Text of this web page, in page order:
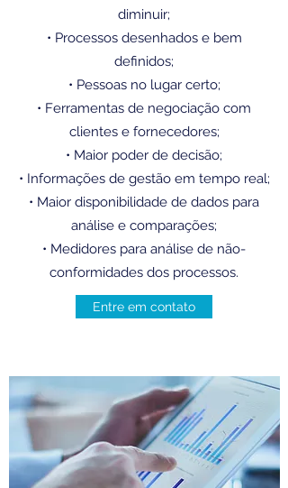
diminuir;
• Processos desenhados e bem
definidos;
• Pessoas no lugar certo;
• Ferramentas de negociação com
clientes e fornecedores;
• Maior poder de decisão;
• Informações de gestão em tempo real;
• Maior disponibilidade de dados para
análise e comparações;
• Medidores para análise de não-
conformidades dos processos.
Entre em contato